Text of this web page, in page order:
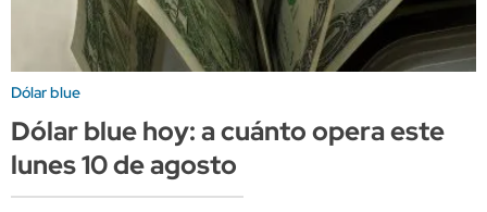
Dólar blue
Dólar blue hoy: a cuánto opera este
lunes 10 de agosto